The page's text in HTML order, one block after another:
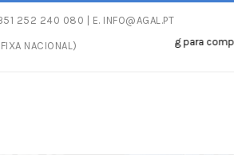
252 240 080 | E. INFO@AGAL.PT
NACIONAL)
máximo de 30kg para compras a partir de 100€!